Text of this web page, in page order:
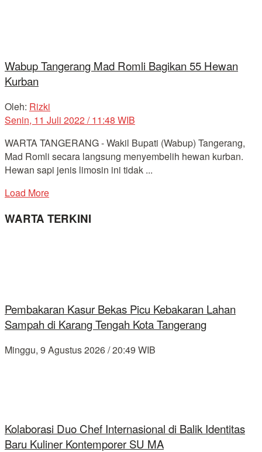
Wabup Tangerang Mad Romli Bagikan 55 Hewan
Kurban
Oleh: Rizki
Senin, 11 Juli 2022 / 11:48 WIB
WARTA TANGERANG - Wakil Bupati (Wabup) Tangerang,
Mad Romli secara langsung menyembelih hewan kurban.
Hewan sapi jenis limosin ini tidak ...
Load More
WARTA TERKINI
Pembakaran Kasur Bekas Picu Kebakaran Lahan
Sampah di Karang Tengah Kota Tangerang
Minggu, 9 Agustus 2026 / 20:49 WIB
Kolaborasi Duo Chef Internasional di Balik Identitas
Baru Kuliner Kontemporer SU MA